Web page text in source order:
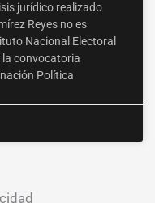
jurídico realizado
Reyes no es
Nacional Electoral
la convocatoria
Política